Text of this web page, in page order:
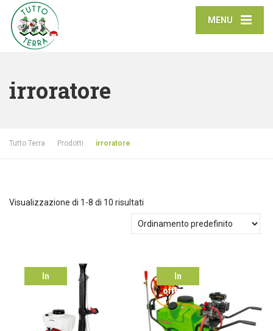
MENU
irroratore
Tutto Terra Prodotti irroratore
Visualizzazione di 1-8 di 10 risultati
In
In
offerta!